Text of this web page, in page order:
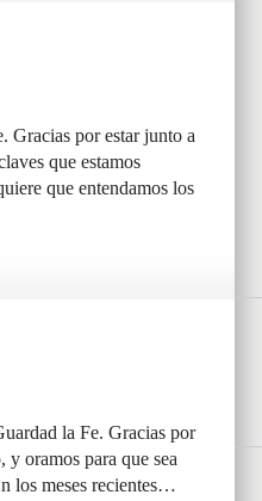
Gracias por estar junto a
que estamos
que entendamos los
la Fe. Gracias por
oramos para que sea
los meses recientes…